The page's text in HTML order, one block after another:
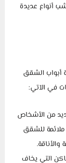
أنواع عديدة
أبواب الشقق
في الآتي:
من الأشخاص
ملائمة للشقق
التي يخاف